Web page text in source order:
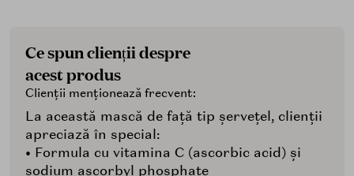
Ce spun clienții despre
acest produs
Clienții menționează frecvent:
La această mască de față tip șervețel, clienții
apreciază în special:
• Formula cu vitamina C (ascorbic acid) și
sodium ascorbyl phosphate